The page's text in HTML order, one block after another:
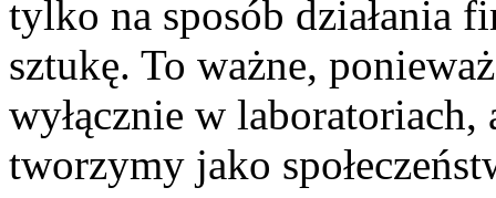
tylko na sposób działania
sztukę. To ważne,
wyłącznie w
tworzymy jako